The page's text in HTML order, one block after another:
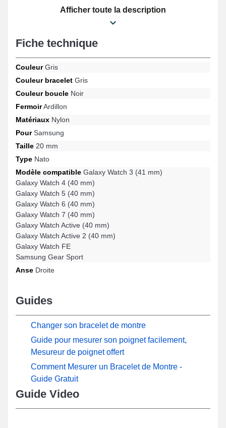
montre connectée, elle est appropriée avec ce type sur les
gabarits Galaxy Watch Active (40 mm), Galaxy Watch 5 (40 mm),
Samsung Gear Sport, Galaxy Watch 3 (41 mm), Galaxy Watch FE,
Samsung, la fermeture ardillon est de qualité. Grâce à son allure
moderne, cet article Samsung se connecte harmonieusement à
une sélection de modèles pour un port confortable.
Afficher toute la description
Fiche technique
CouleurGris
Couleur bracelet Gris
Couleur boucle Noir
FermoirArdillon
Matériaux Nylon
PourSamsung
Taille 20 mm
Type Nato
Modèle compatible Galaxy Watch 3 (41 mm)
Galaxy Watch 4 (40 mm)
Galaxy Watch 5 (40 mm)
Galaxy Watch 6 (40 mm)
Galaxy Watch 7 (40 mm)
Galaxy Watch Active (40 mm)
Galaxy Watch Active 2 (40 mm)
Galaxy Watch FE
Samsung Gear Sport
Anse Droite
Guides
Changer son bracelet de montre
Guide pour mesurer son poignet facilement,
Mesureur de poignet offert
Comment Mesurer un Bracelet de Montre -
Guide Gratuit
Guide Video